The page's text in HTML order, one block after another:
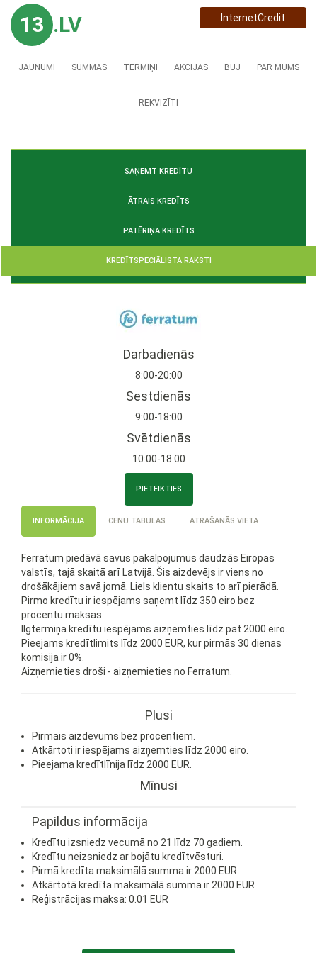
13 .LV InternetCredit
JAUNUMI SUMMAS TERMIŅI AKCIJAS BUJ PAR MUMS
REKVIZĪTI
SAŅEMT KREDĪTU
ĀTRAIS KREDĪTS
PATĒRIŅA KREDĪTS
KREDĪTSPECIĀLISTA RAKSTI
Darbadienās
8:00-20:00
Sestdienās
9:00-18:00
Svētdienās
10:00-18:00
PIETEIKTIES
INFORMĀCIJA CENU TABULAS ATRAŠANĀS VIETA
Ferratum piedāvā savus pakalpojumus daudzās Eiropas
valstīs, tajā skaitā arī Latvijā. Šis aizdevējs ir viens no
drošākājiem savā jomā. Liels klientu skaits to arī pierādā.
Pirmo kredītu ir iespējams saņemt līdz 350 eiro bez
procentu maksas.
Ilgtermiņa kredītu iespējams aizņemties līdz pat 2000 eiro.
Pieejams kredītlimits līdz 2000 EUR, kur pirmās 30 dienas
komisija ir 0%.
Aizņemieties droši - aizņemieties no Ferratum.
Plusi
Pirmais aizdevums bez procentiem.
Atkārtoti ir iespējams aizņemties līdz 2000 eiro.
Pieejama kredītlīnija līdz 2000 EUR.
Mīnusi
Papildus informācija
Kredītu izsniedz vecumā no 21 līdz 70 gadiem.
Kredītu neizsniedz ar bojātu kredītvēsturi.
Pirmā kredīta maksimālā summa ir 2000 EUR
Atkārtotā kredīta maksimālā summa ir 2000 EUR
Reģistrācijas maksa: 0.01 EUR